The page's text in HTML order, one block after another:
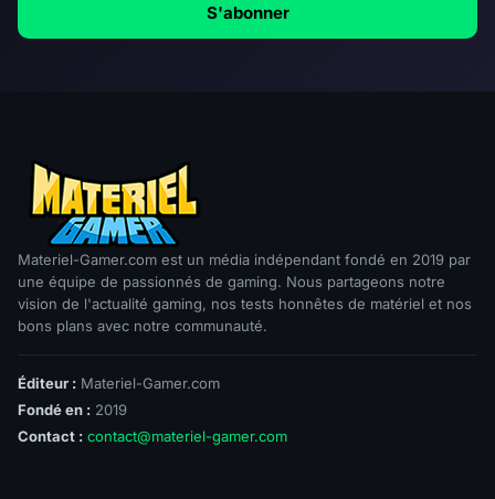
S'abonner
Materiel-Gamer.com est un média indépendant fondé en 2019 par
une équipe de passionnés de gaming. Nous partageons notre
vision de l'actualité gaming, nos tests honnêtes de matériel et nos
bons plans avec notre communauté.
Éditeur : Materiel-Gamer.com
Fondé en : 2019
Contact : contact@materiel-gamer.com